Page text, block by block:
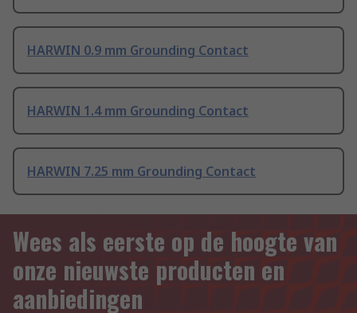
HARWIN 0.9 mm Grounding Contact
HARWIN 1.4 mm Grounding Contact
HARWIN 7.25 mm Grounding Contact
Wees als eerste op de hoogte van
onze nieuwste producten en
aanbiedingen